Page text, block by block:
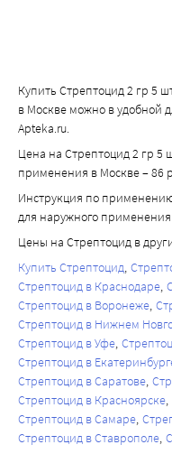
Купить Стрептоцид 2 гр 5
в Москве можно в удобной
Apteka.ru.
Цена на Стрептоцид 2 гр 5
применения в Москве – 86
Инструкция по
для наружного применения
Цены на Стрептоцид в
Купить Стрептоцид
Стрептоцид в Краснодаре
Стрептоцид в Воронеже
Стрептоцид в Нижнем
Стрептоцид в Уфе
Стрептоцид в
Стрептоцид в Саратове
Стрептоцид в Красноярске
Стрептоцид в Самаре
Стрептоцид в Ставрополе